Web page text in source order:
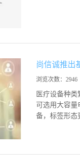
尚信诚推出
浏览次数： 2946
医疗设备种
可选用大容
备，标签形